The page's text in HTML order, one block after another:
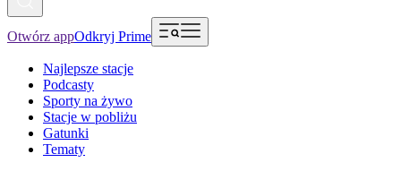
Otwórz appOdkryj Prime
Najlepsze stacje
Podcasty
Sporty na żywo
Stacje w pobliżu
Gatunki
Tematy